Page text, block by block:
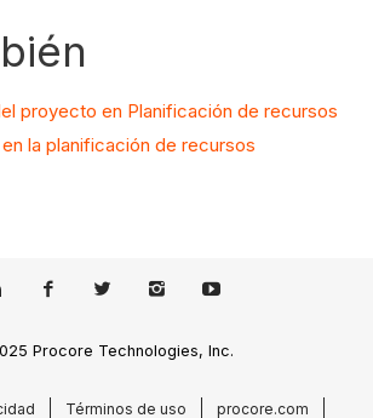
proyecto en Planificación de recursos
la planificación de recursos
Procore Technologies, Inc.
Términos de uso procore.com